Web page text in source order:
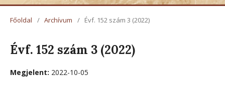
Főoldal / Archívum / Évf. 152 szám 3 (2022)
Évf. 152 szám 3 (2022)
Megjelent: 2022-10-05